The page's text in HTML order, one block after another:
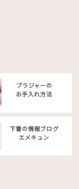
ブラジャーの
お手入れ方法
下着の情報ブログ
エメキュン